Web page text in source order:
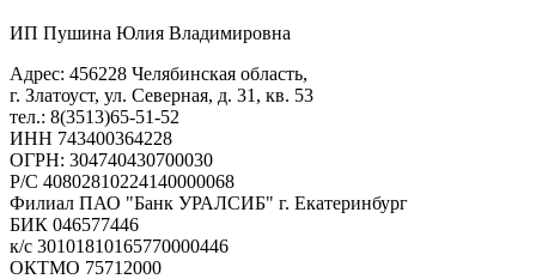
ИП Пушина Юлия Владимировна
Адрес: 456228 Челябинская область,
г. Златоуст, ул. Северная, д. 31, кв. 53
тел.: 8(3513)65-51-52
ИНН 743400364228
ОГРН: 304740430700030
Р/С 40802810224140000068
Филиал ПАО "Банк УРАЛСИБ" г. Екатеринбург
БИК 046577446
к/с 30101810165770000446
ОКТМО 75712000